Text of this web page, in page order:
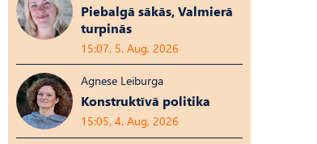
Piebalgā sākās, Valmierā
turpinās
15:07, 5. Aug, 2026
Agnese Leiburga
Konstruktīvā politika
15:05, 4. Aug, 2026